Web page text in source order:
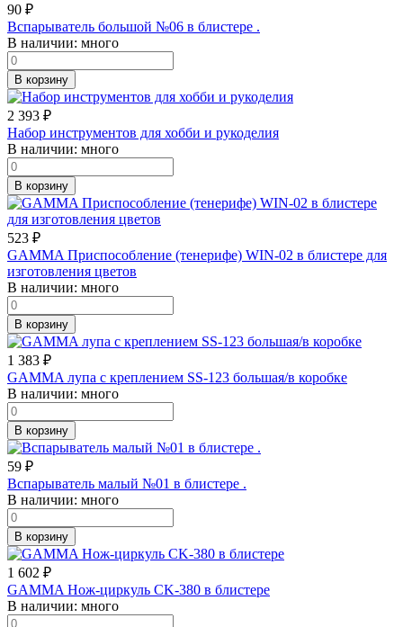
90 ₽
Вспарыватель большой №06 в блистере .
В наличии: много
В корзину
2 393 ₽
Набор инструментов для хобби и рукоделия
В наличии: много
В корзину
523 ₽
GAMMA Приспособление (тенерифе) WIN-02 в блистере для
изготовления цветов
В наличии: много
В корзину
1 383 ₽
GAMMA лупа с креплением SS-123 большая/в коробке
В наличии: много
В корзину
59 ₽
Вспарыватель малый №01 в блистере .
В наличии: много
В корзину
1 602 ₽
GAMMA Нож-циркуль CK-380 в блистере
В наличии: много